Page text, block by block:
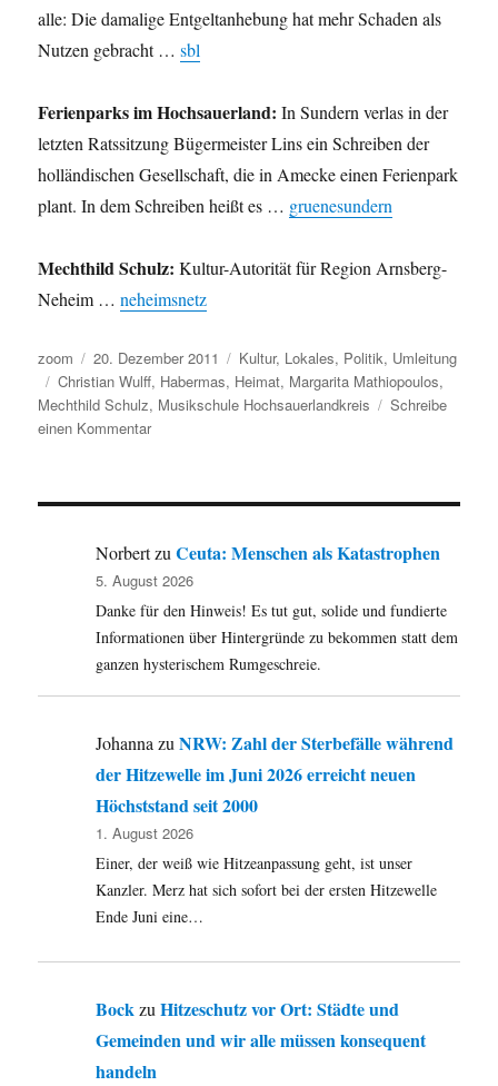
alle: Die damalige Entgeltanhebung hat mehr Schaden als
Nutzen gebracht …sbl
Ferienparks im Hochsauerland: In Sundern verlas in der
letzten Ratssitzung Bügermeister Lins ein Schreiben der
holländischen Gesellschaft, die in Amecke einen Ferienpark
plant. In dem Schreiben heißt es … gruenesundern
Mechthild Schulz: Kultur-Autorität für Region Arnsberg-
Neheim …neheimsnetz
Autor
zoom
Veröffentlicht
am
20. Dezember 2011 Kategorien
Kultur, Lokales, Politik, Umleitung
Schlagwörter
Christian Wulff, Habermas, Heimat, Margarita Mathiopoulos,
Mechthild Schulz, Musikschule Hochsauerlandkreis
Schreibe
einen Kommentarzu
nach
Arnsberg-
Neheim.
NorbertzuCeuta: Menschen als Katastrophen
5. August 2026
Danke für den Hinweis! Es tut gut, solide und fundierte
Informationen über Hintergründe zu bekommen statt dem
ganzen hysterischem Rumgeschreie.
Johanna zuNRW: Zahl der Sterbefälle während
der Hitzewelle im Juni 2026 erreicht neuen
Höchststand seit 2000
1. August 2026
Einer, der weiß wie Hitzeanpassung geht, ist unser
Kanzler. Merz hat sich sofort bei der ersten Hitzewelle
Ende Juni eine…
BockzuHitzeschutz vor Ort: Städte und
Gemeinden und wir alle müssen konsequent
handeln